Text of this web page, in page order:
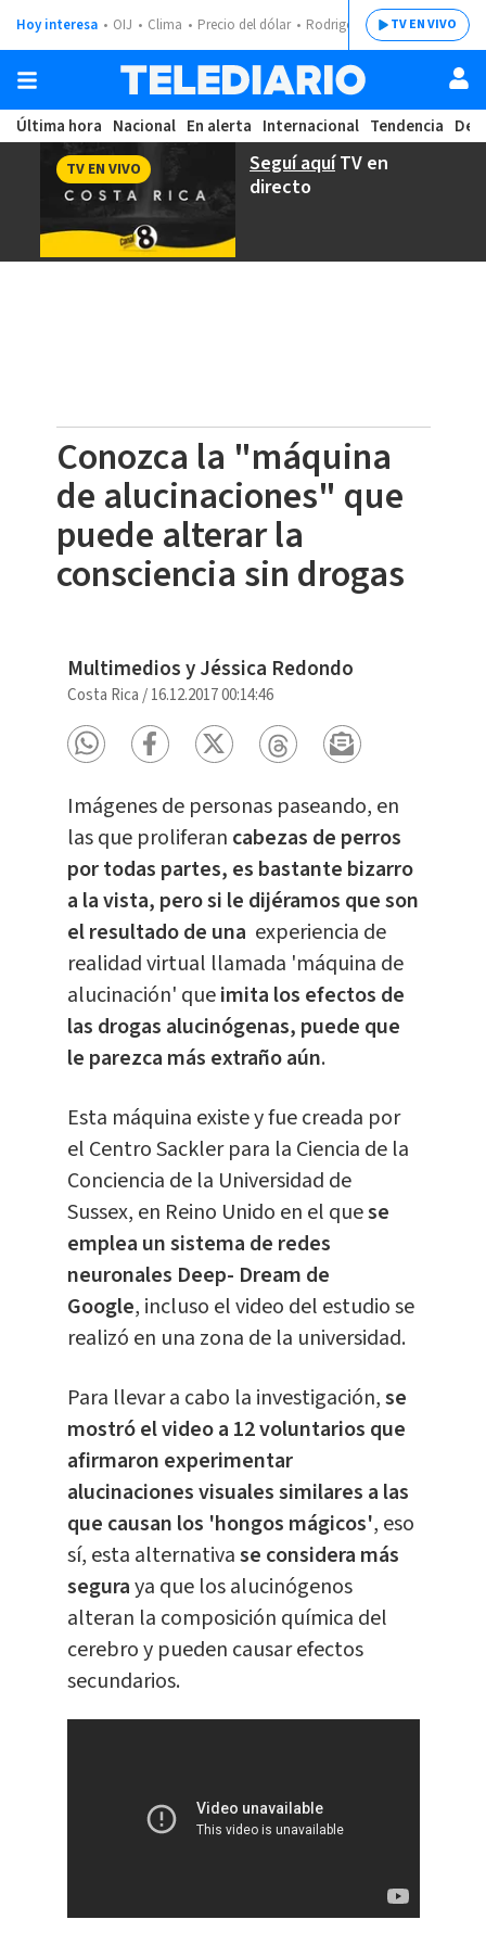
Hoy interesa OIJ Clima Precio del dólar Rodrigo ChavesTV EN VIVO
Última hora Nacional En alerta Internacional Tendencia
Seguí aquíTV en
directo
TV EN VIVO
Conozca la "máquina
de alucinaciones" que
puede alterar la
consciencia sin drogas
Multimedios y Jéssica Redondo
Costa Rica /16.12.2017 00:14:46
Imágenes de personas paseando, en
las que proliferan cabezas de perros
por todas partes, es bastante bizarro
a la vista, pero si le dijéramos que son
el resultado de una experiencia de
realidad virtual llamada 'máquina de
alucinación' queimita los efectos de
las drogas alucinógenas, puede que
le parezca más extraño aún.
Esta máquina existe y fue creada por
el Centro Sackler para la Ciencia de la
Conciencia de la Universidad de
Sussex, en Reino Unido en el quese
emplea un sistema de redes
neuronales Deep- Dream de
Google, incluso el video del estudio se
realizó en una zona de la universidad.
Para llevar a cabo la investigación,se
mostró el video a 12 voluntarios que
afirmaron experimentar
alucinaciones visuales similares a las
que causan los 'hongos mágicos', eso
sí, esta alternativase considera más
seguraya que los alucinógenos
alteran la composición química del
cerebro y pueden causar efectos
secundarios.